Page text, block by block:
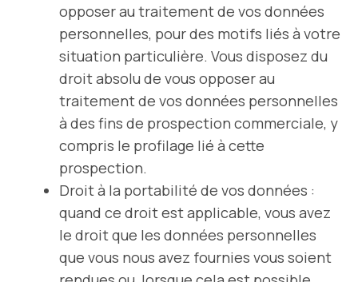
opposer au traitement de vos données
personnelles, pour des motifs liés à votre
situation particulière. Vous disposez du
droit absolu de vous opposer au
traitement de vos données personnelles
à des fins de prospection commerciale, y
compris le profilage lié à cette
prospection.
Droit à la portabilité de vos données :
quand ce droit est applicable, vous avez
le droit que les données personnelles
que vous nous avez fournies vous soient